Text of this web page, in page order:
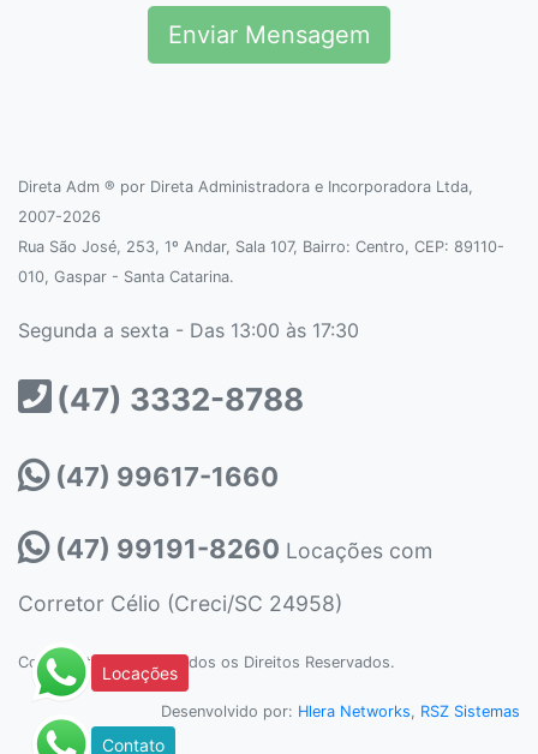
Enviar Mensagem
Direta Adm ® por Direta Administradora e Incorporadora Ltda
2007-2026
Rua São José, 253, 1º Andar, Sala 107, Bairro: Centro , CEP: 89110-
010 Gaspar - Santa Catarina.
Segunda a sexta - Das 13:00 às 17:30
(47) 3332-8788
(47) 99617-1660
(47) 99191-8260 Locações com
Corretor Célio (Creci/SC 24958)
Copyright © 2020 - Todos os Direitos Reservados.
Desenvolvido por: Hlera Networks RSZ Sistemas
Contato
Locações